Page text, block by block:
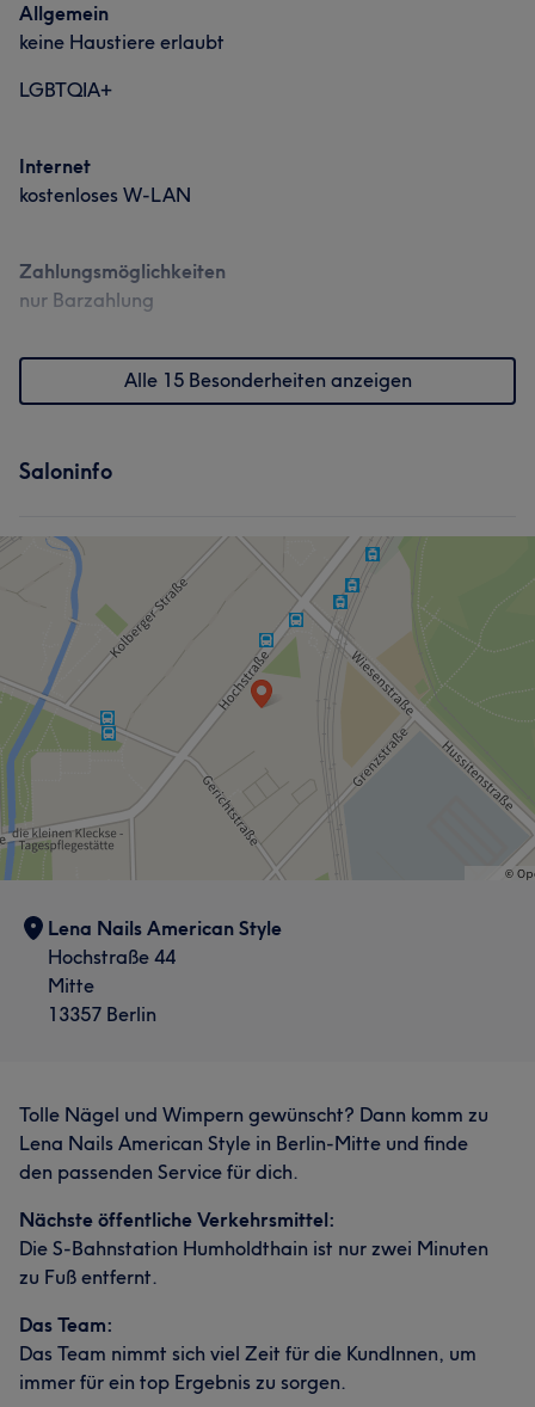
Allgemein
keine Haustiere erlaubt
LGBTQIA+
Internet
kostenloses W-LAN
Zahlungsmöglichkeiten
nur Barzahlung
Alle 15 Besonderheiten anzeigen
Saloninfo
Lena Nails American Style
Hochstraße 44
Mitte
13357 Berlin
Tolle Nägel und Wimpern gewünscht? Dann komm zu
Lena Nails American Style in Berlin-Mitte und finde
den passenden Service für dich.
Nächste öffentliche Verkehrsmittel:
Die S-Bahnstation Humholdthain ist nur zwei Minuten
zu Fuß entfernt.
Das Team:
Das Team nimmt sich viel Zeit für die KundInnen, um
immer für ein top Ergebnis zu sorgen.